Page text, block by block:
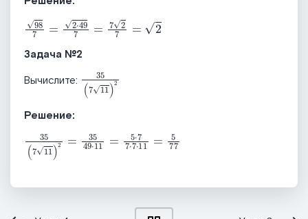
987 497= 7=2
Задача №2
Вычислите:
711
Решение:
711 49⋅ 77 =5